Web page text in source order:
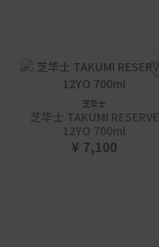
芝华士
芝华士 TAKUMI RESERVE
12YO 700ml
¥ 7,100